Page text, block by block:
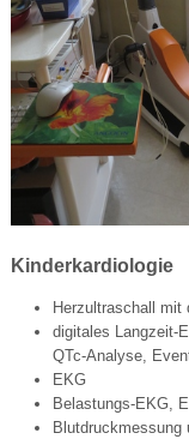
Kinderkardiologie
Herzultraschall mit
digitales Langzeit-
QTc-Analyse,
EKG
Belastungs-EKG,
Blutdruckmessung